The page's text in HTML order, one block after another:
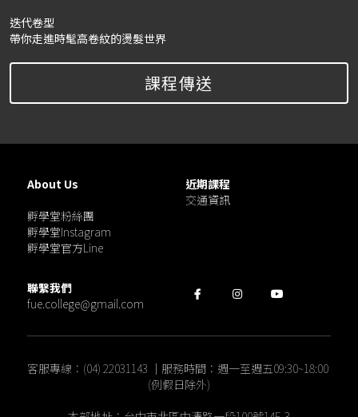
迭代卷型
帶你走進時髦高卷紋的燙髮世界
課程傳送
About Us
孵學堂粉絲團
孵學堂Instagram
孵學堂官方Line
近期課程
交通資訊
聯繫我們
fue.college@gmail.com
客服專線：(04) 22031143 ｜服務時間：週一至週五09:30~18:00
(例假日除外)